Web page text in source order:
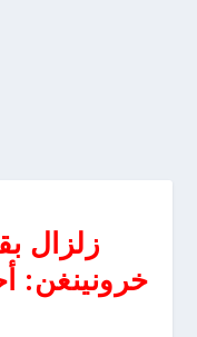
خرونينغن: